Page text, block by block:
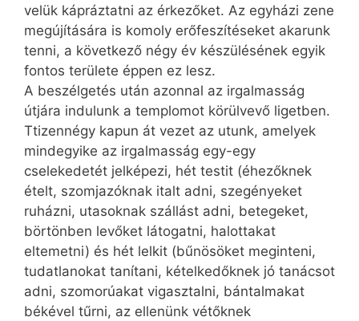
velük kápráztatni az érkezőket. Az egyházi zene
megújítására is komoly erőfeszítéseket akarunk
tenni, a következő négy év készülésének egyik
fontos területe éppen ez lesz.
A beszélgetés után azonnal az irgalmasság
útjára indulunk a templomot körülvevő ligetben.
Ttizennégy kapun át vezet az utunk, amelyek
mindegyike az irgalmasság egy-egy
cselekedetét jelképezi, hét testit (éhezőknek
ételt, szomjazóknak italt adni, szegényeket
ruházni, utasoknak szállást adni, betegeket,
börtönben levőket látogatni, halottakat
eltemetni) és hét lelkit (bűnösöket meginteni,
tudatlanokat tanítani, kételkedőknek jó tanácsot
adni, szomorúakat vigasztalni, bántalmakat
békével tűrni, az ellenünk vétőknek